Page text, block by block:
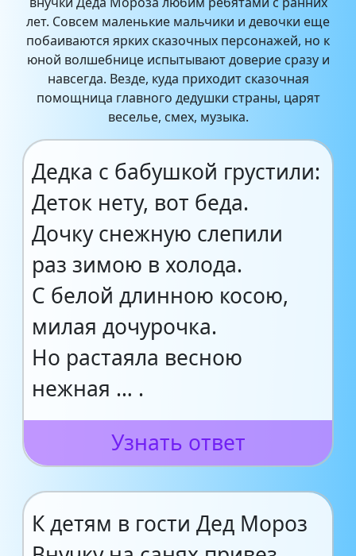
лет. Совсем маленькие мальчики и девочки еще
побаиваются ярких сказочных персонажей, но к
юной волшебнице испытывают доверие сразу и
навсегда. Везде, куда приходит сказочная
помощница главного дедушки страны, царят
веселье, смех, музыка.
Дедка с бабушкой грустили:
Деток нету, вот беда.
Дочку снежную слепили
раз зимою в холода.
С белой длинною косою,
милая дочурочка.
Но растаяла весною
нежная … .
Узнать ответ
К детям в гости Дед Мороз